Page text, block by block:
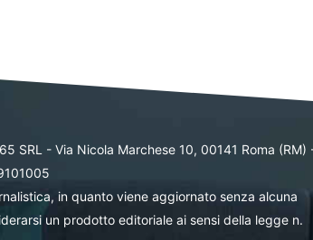
SRL - Via Nicola Marchese 10, 00141 Roma (RM)
in quanto viene aggiornato senza alcuna
un prodotto editoriale ai sensi della legge n.